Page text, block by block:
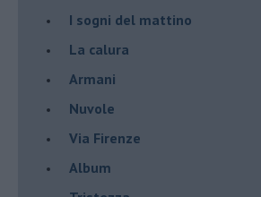
I sogni del mattino
La calura
Armani
Nuvole
Via Firenze
Album